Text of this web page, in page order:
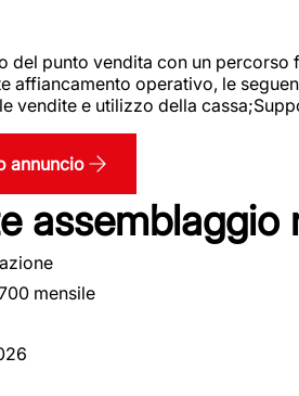
del punto vendita con un
affiancamento operativo, le
vendite e utilizzo della
annuncio
mensile